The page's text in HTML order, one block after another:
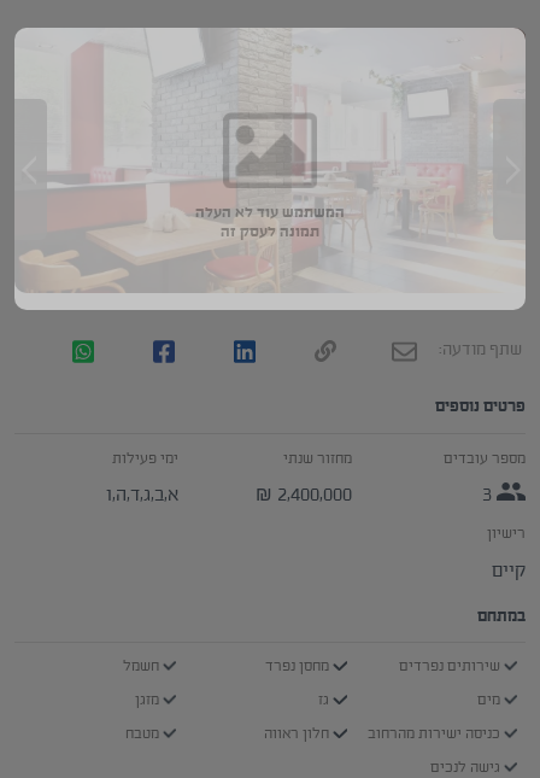
המשתמש עוד לא העלה
תמונה לעסק זה
שתף מודעה:
פרטים נוספים
מספר עובדים
3
מחזור שנתי
2,400,000
₪
ימי פעילות
א,ב,ג,ד,ה,ו
רישיון
קיים
במתחם
שירותים נפרדים מחסן נפרד
חשמל
מים
גז
מזגן
כניסה ישירות מהרחוב
חלון ראווה
מטבח
גישה לנכים